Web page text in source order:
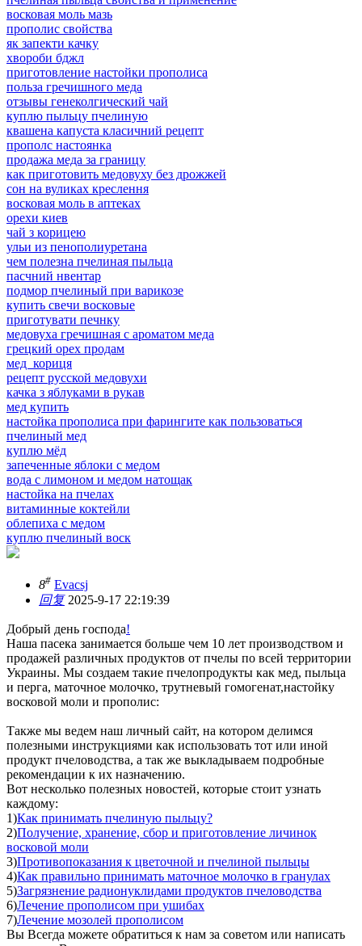
восковая моль мазь
прополис свойства
як запекти качку
хвороби бджл
приготовление настойки прополиса
польза гречишного меда
отзывы генеколгический чай
куплю пыльцу пчелиную
квашена капуста класичний рецепт
прополс настоянка
продажа меда за границу
как приготовить медовуху без дрожжей
сон на вуликах креслення
восковая моль в аптеках
орехи киев
чай з корицею
ульи из пенополиуретана
чем полезна пчелиная пыльца
пасчний нвентар
подмор пчелиный при варикозе
купить свечи восковые
приготувати печнку
медовуха гречишная с ароматом меда
грецкий орех продам
мед кориця
рецепт русской медовухи
качка з яблуками в рукав
мед купить
настойка прополиса при фарингите как пользоваться
пчелиный мед
куплю мёд
запеченные яблоки с медом
вода с лимоном и медом натощак
настойка на пчелах
витаминные коктейли
облепиха с медом
куплю пчелиный воск
8# Evacsj
回复2025-9-17 22:19:39
Добрый день господа!
Наша пасека занимается больше чем 10 лет производством и
продажей различных продуктов от пчелы по всей территории
Украины. Мы создаем такие пчелопродукты как мед, пыльца
и перга, маточное молочко, трутневый гомогенат,настойку
восковой моли и прополис:
Также мы ведем наш личный сайт, на котором делимся
полезными инструкциями как использовать тот или иной
продукт пчеловодства, а так же выкладываем подробные
рекомендации к их назначению.
Вот несколько полезных новостей, которые стоит узнать
каждому:
1)Как принимать пчелиную пыльцу?
2)Получение, хранение, сбор и приготовление личинок
восковой моли
3)Противопоказания к цветочной и пчелиной пыльцы
4)Как правильно принимать маточное молочко в гранулах
5)Загрязнение радионуклидами продуктов пчеловодства
6)Лечение прополисом при ушибах
7)Лечение мозолей прополисом
Вы Всегда можете обратиться к нам за советом или написать